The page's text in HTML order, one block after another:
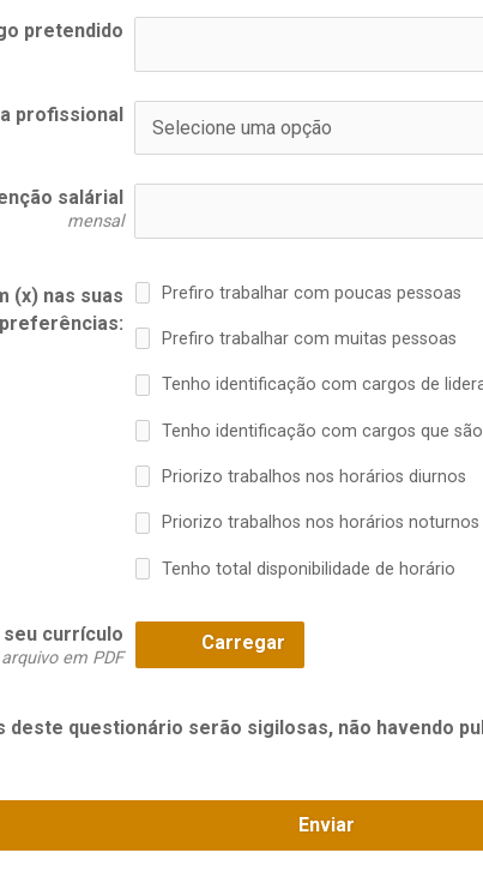
pretendido
profissional
salárial
mensal
(x) nas suas
preferências:
Prefiro trabalhar com poucas pessoas
Prefiro trabalhar com muitas pessoas
Tenho identificação com cargos de
Tenho identificação com cargos que
Priorizo trabalhos nos horários diurnos
Priorizo trabalhos nos horários noturnos
Tenho total disponibilidade de horário
seu currículo
em PDF
Carregar
deste questionário serão sigilosas, não havendo
Enviar